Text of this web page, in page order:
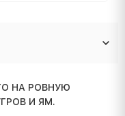
НА РОВНУЮ
И ЯМ.